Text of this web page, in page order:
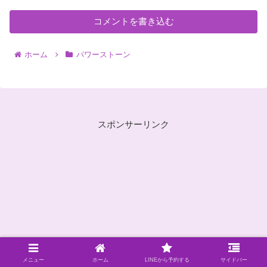
コメントを書き込む
ホーム パワーストーン
スポンサーリンク
メニュー ホーム LINEから予約する サイドバー